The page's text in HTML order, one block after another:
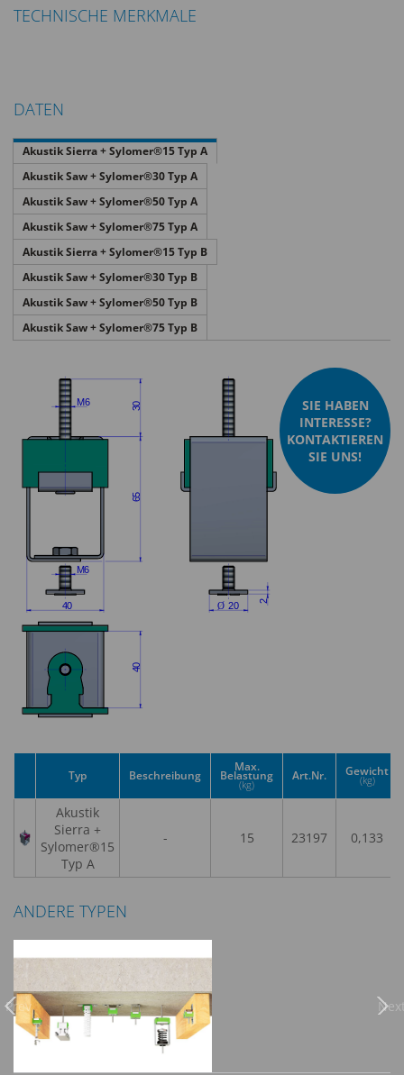
TECHNISCHE MERKMALE
DATEN
Akustik Sierra + Sylomer®15 Typ A
Akustik Saw + Sylomer®30 Typ A
Akustik Saw + Sylomer®50 Typ A
Akustik Saw + Sylomer®75 Typ A
Akustik Sierra + Sylomer®15 Typ B
Akustik Saw + Sylomer®30 Typ B
Akustik Saw + Sylomer®50 Typ B
Akustik Saw + Sylomer®75 Typ B
SIE HABEN
INTERESSE?
KONTAKTIEREN
SIE UNS!
Typ Beschreibung
Max.
Belastung
(kg)
Art.Nr. Gewicht
(kg)
Akustik
Sierra +
Sylomer®15
Typ A
- 15 23197 0,133
ANDERE TYPEN
Previous Next